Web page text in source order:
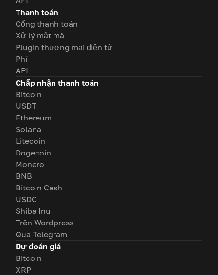
Thanh toán
Cổng thanh toán
Xử lý mật mã
Plugin thương mại điện tử
Phí
API
Chấp nhận thanh toán
Bitcoin
USDT
Ethereum
Solana
Litecoin
Dogecoin
Monero
BNB
Bitcoin Cash
USDC
Shiba Inu
Trên Wordpress
Qua Telegram
Dự đoán giá
Bitcoin
XRP